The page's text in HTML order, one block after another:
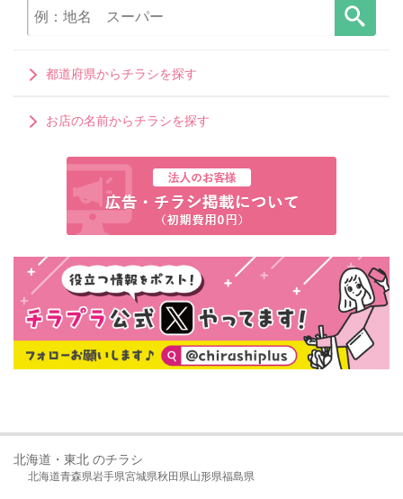
都道府県からチラシを探す
お店の名前からチラシを探す
北海道・東北 のチラシ
北海道青森県岩手県宮城県秋田県山形県福島県